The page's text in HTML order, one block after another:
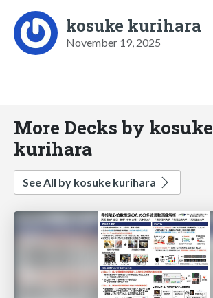
kosuke kurihara
November 19, 2025
More Decks by kosuke
kurihara
See All by kosuke kurihara